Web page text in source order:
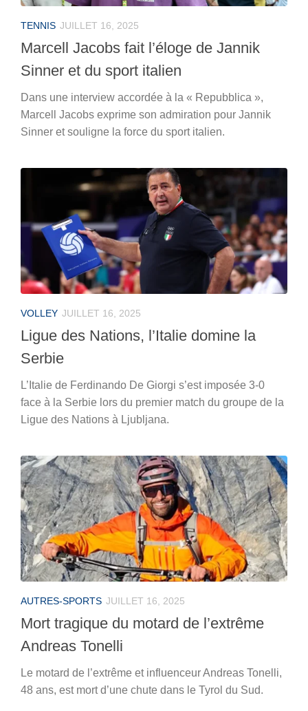
TENNIS JUILLET 16, 2025
Marcell Jacobs fait l’éloge de Jannik
Sinner et du sport italien
Dans une interview accordée à la « Repubblica »,
Marcell Jacobs exprime son admiration pour Jannik
Sinner et souligne la force du sport italien.
VOLLEY JUILLET 16, 2025
Ligue des Nations, l’Italie domine la
Serbie
L’Italie de Ferdinando De Giorgi s’est imposée 3-0
face à la Serbie lors du premier match du groupe de la
Ligue des Nations à Ljubljana.
AUTRES-SPORTS JUILLET 16, 2025
Mort tragique du motard de l’extrême
Andreas Tonelli
Le motard de l’extrême et influenceur Andreas Tonelli,
48 ans, est mort d’une chute dans le Tyrol du Sud.